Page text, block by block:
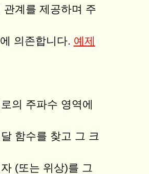
관계를 제공하며 주
에 의존합니다. 예제
의 주파수 영역에
함수를 찾고 그 크
(또는 위상)를 그